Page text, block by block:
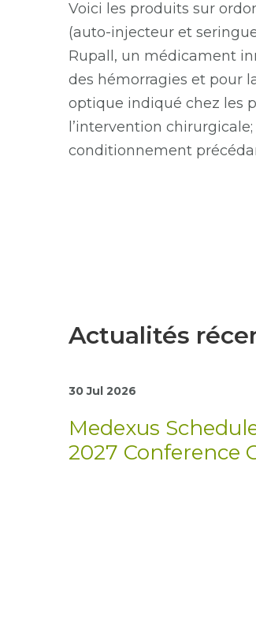
Voici les produits sur
(auto-injecteur et
Rupall, un médicament
des hémorragies et pour
optique indiqué chez les
l’intervention
conditionnement
Actualités
30 Jul 2026
Medexus
2027 Conference